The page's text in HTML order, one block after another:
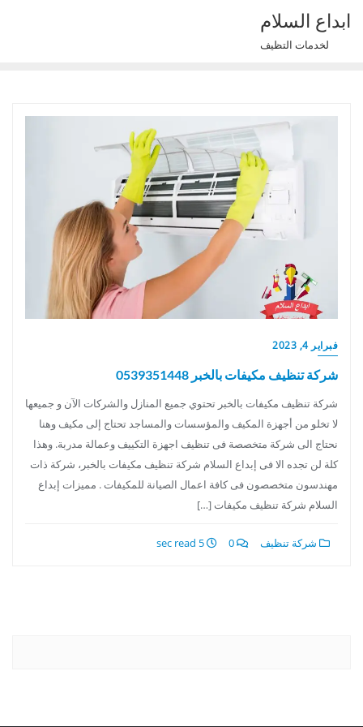
Skip
content
ابداع السلام
لخدمات التظيف
فبراير 4, 2023
شركة تنظيف مكيفات بالخبر 0539351448
شركة تنظيف مكيفات بالخبر تحتوي جميع المنازل والشركات الآن و جميعها
لا تخلو من أجهزة المكيف والمؤسسات والمساجد تحتاج إلى مكيف وهنا
نحتاج الى شركة متخصصة فى تنظيف اجهزة التكييف وعمالة مدربة. وهذا
كلة لن تجده الا فى إبداع السلام شركة تنظيف مكيفات بالخبر، شركة ذات
مهندسون متخصصون فى كافة اعمال الصيانة للمكيفات . مميزات إبداع
السلام شركة تنظيف مكيفات […]
شركة تنظيف